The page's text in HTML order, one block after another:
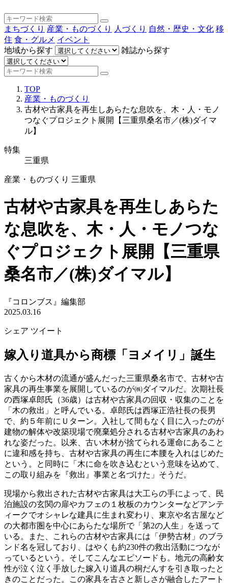
まちづくり 産業・ものづくり 人づくり 自然・歴史・文化 移
住 食・グルメ イベント
地域から探す
雑誌から探す
TOP
産業・ものづくり
古材や古家具を再生しあらたな息吹を、木・人・モノ
つなぐプロジェクト展開【三重県桑名市／(株)ダイマ
ル】
特集
三重県
産業・ものづくり 三重県
古材や古家具を再生しあらた
な息吹を、木・人・モノつな
ぐプロジェクト展開【三重県
桑名市／(株)ダイマル】
『コロンブス』編集部
2025.03.16
シェア ツイート
嫁入り道具から商標「ヨメイリ」誕生
古くから木材の流通が盛んだった三重県桑名市で、古材や古
家具の再生事業を展開しているのが㈱ダイマルだ。次期社長
の西塚卓郎氏（36歳）は古材や古家具の回収・収集のことを
「木の救出」と呼んでいる。卓郎氏は西塚正浩社長の長男
で、約５年前にＵターン。入社して間もなく目に入ったのが
建物の解体や改築現場で廃棄処分される古材や古家具のあわ
れな姿だった。以来、古い木材が捨てられる運命にあること
に違和感を持ち、古材や古家具の再生に本腰を入れはじめた
という。と同時に「木に命を吹き込むという意味を込めて、
この取り組みを『救出』事業と名づけた」そうだ。
現場から救出された古材や古家具は大工らの手によって、民
泊施設の玄関の扉やカフェの１枚板のカウンターなどアンテ
ィークでオシャレな建具に生まれ変わり、東京や名古屋など
の大都市圏を中心にあらたな場所で「第2の人生」を送って
いる。また、これらの古材や古家具には「伊勢古材」のブラ
ンド名を冠しており、はやくも約230件の救出活動につなが
っているという。そしてこんなエピソードも。地元の高齢女
性が泣く泣く手放した嫁入り道具の桐だんすを引き取ったと
きのことだった。この家具を古さと新しさが融合したアート